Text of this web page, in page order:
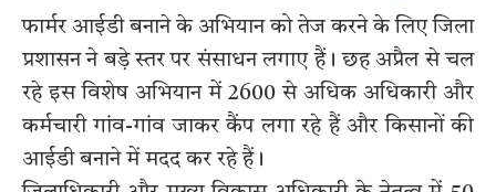
फार्मर आईडी बनाने के अभियान को तेज करने के लिए जिला
प्रशासन ने बड़े स्तर पर संसाधन लगाए हैं। छह अप्रैल से चल
रहे इस विशेष अभियान में 2600 से अधिक अधिकारी और
कर्मचारी गांव-गांव जाकर कैंप लगा रहे हैं और किसानों की
आईडी बनाने में मदद कर रहे हैं।